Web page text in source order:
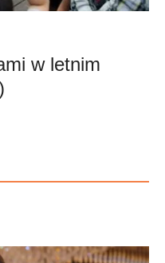
w letnim